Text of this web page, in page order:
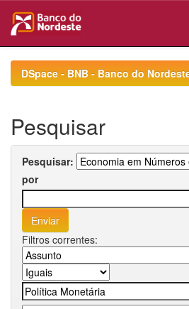
navigationDSpace - BNB - Banco do
Pesquisar
Pesquisar:
por
Filtros correntes: